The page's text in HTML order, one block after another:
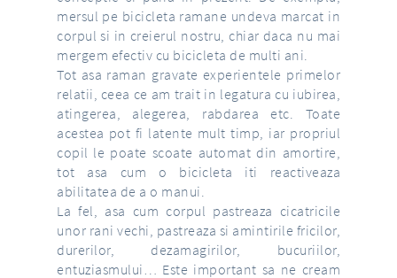
mersul pe bicicleta ramane undeva marcat in
corpul si in creierul nostru, chiar daca nu mai
mergem efectiv cu bicicleta de multi ani.
Tot asa raman gravate experientele primelor
relatii, ceea ce am trait in legatura cu iubirea,
atingerea, alegerea, rabdarea etc. Toate
acestea pot fi latente mult timp, iar propriul
copil le poate scoate automat din amortire,
tot asa cum o bicicleta iti reactiveaza
abilitatea de a o manui.
La fel, asa cum corpul pastreaza cicatricile
unor rani vechi, pastreaza si amintirile fricilor,
durerilor, dezamagirilor, bucuriilor,
entuziasmului… Este important sa ne cream